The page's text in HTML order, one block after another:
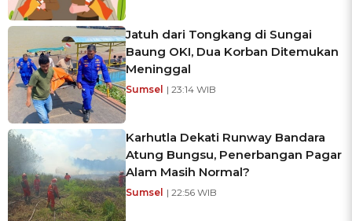
Jatuh dari Tongkang di Sungai
Baung OKI, Dua Korban Ditemukan
Meninggal
Sumsel | 23:14 WIB
Karhutla Dekati Runway Bandara
Atung Bungsu, Penerbangan Pagar
Alam Masih Normal?
Sumsel | 22:56 WIB